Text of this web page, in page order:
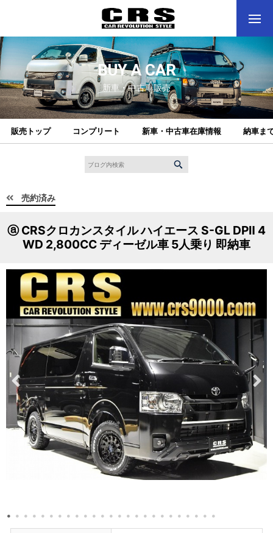
BUY A CAR
新車・中古車販売
販売トップ コンプリート 新車・中古車在庫情報 納車ま
売約済み
ⓐ CRSクロカンスタイル ハイエース S-GL DPⅡ 4
WD 2,800CC ディーゼル車 5人乗り 即納車